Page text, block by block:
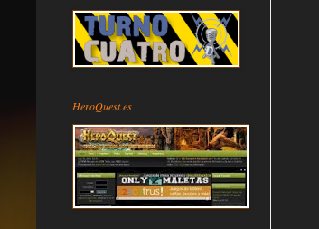
HeroQuest.es